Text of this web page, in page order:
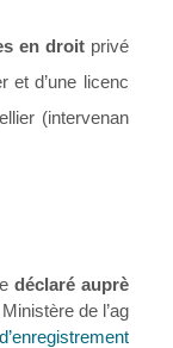
en droitprivé
et d’une licenc
(intervenan
déclaré auprè
de l’ag